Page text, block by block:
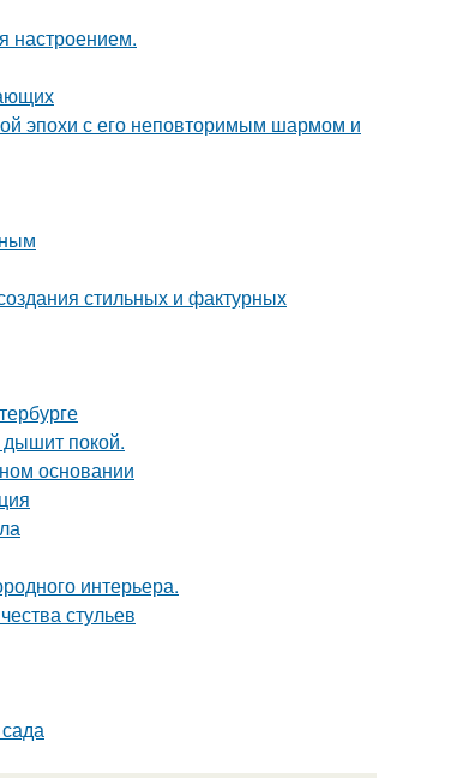
настроением.
эпохи с его неповторимым шармом и
стильных и фактурных
дышит покой.
основании
интерьера.
стульев